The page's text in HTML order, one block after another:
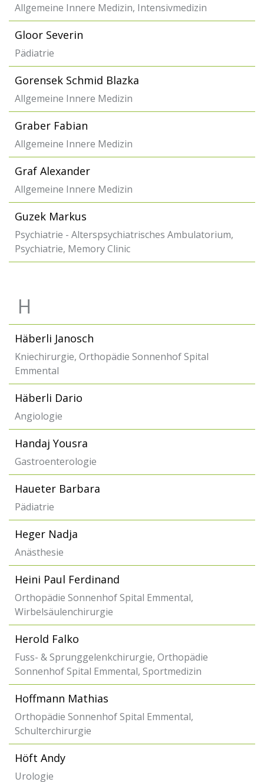
Allgemeine Innere Medizin, Intensivmedizin
Gloor Severin
Pädiatrie
Gorensek Schmid Blazka
Allgemeine Innere Medizin
Graber Fabian
Allgemeine Innere Medizin
Graf Alexander
Allgemeine Innere Medizin
Guzek Markus
Psychiatrie - Alterspsychiatrisches Ambulatorium,
Psychiatrie, Memory Clinic
H
Häberli Janosch
Kniechirurgie, Orthopädie Sonnenhof Spital
Emmental
Häberli Dario
Angiologie
Handaj Yousra
Gastroenterologie
Haueter Barbara
Pädiatrie
Heger Nadja
Anästhesie
Heini Paul Ferdinand
Orthopädie Sonnenhof Spital Emmental,
Wirbelsäulenchirurgie
Herold Falko
Fuss- & Sprunggelenkchirurgie, Orthopädie
Sonnenhof Spital Emmental, Sportmedizin
Hoffmann Mathias
Orthopädie Sonnenhof Spital Emmental,
Schulterchirurgie
Höft Andy
Urologie